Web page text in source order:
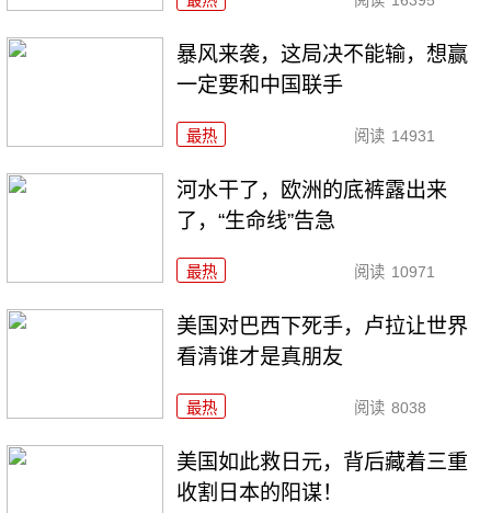
暴风来袭，这局决不能输，想赢
一定要和中国联手
最热 阅读 14931
河水干了，欧洲的底裤露出来
了，“生命线”告急
最热 阅读 10971
美国对巴西下死手，卢拉让世界
看清谁才是真朋友
最热 阅读 8038
美国如此救日元，背后藏着三重
收割日本的阳谋！